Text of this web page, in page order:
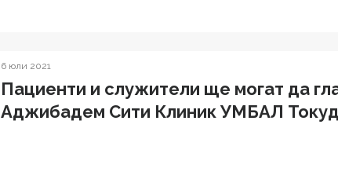
6 юли 2021
Пациенти и служители ще могат да
Аджибадем Сити Клиник УМБАЛ